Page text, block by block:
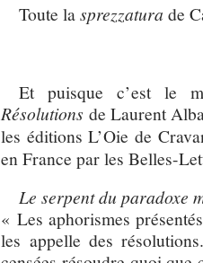
Toute lasprezzatura de
Et puisque c’est le
Résolutions de Laurent
les éditions L’Oie de
en France par les Belles-
Le serpent du paradoxe
« Les aphorismes
les appelle des